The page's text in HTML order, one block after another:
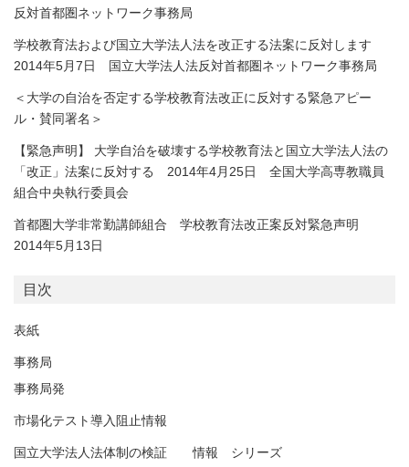
反対首都圏ネットワーク事務局
学校教育法および国立大学法人法を改正する法案に反対します
2014年5月7日 国立大学法人法反対首都圏ネットワーク事務局
＜大学の自治を否定する学校教育法改正に反対する緊急アピー
ル・賛同署名＞
【緊急声明】 大学自治を破壊する学校教育法と国立大学法人法の
「改正」法案に反対する 2014年4月25日 全国大学高専教職員
組合中央執行委員会
首都圏大学非常勤講師組合 学校教育法改正案反対緊急声明
2014年5月13日
目次
表紙
事務局
事務局発
市場化テスト導入阻止情報
国立大学法人法体制の検証 情報 シリーズ